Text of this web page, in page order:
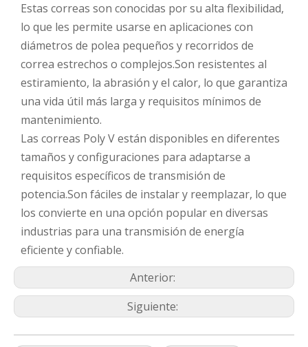
Estas correas son conocidas por su alta flexibilidad,
lo que les permite usarse en aplicaciones con
diámetros de polea pequeños y recorridos de
correa estrechos o complejos.Son resistentes al
estiramiento, la abrasión y el calor, lo que garantiza
una vida útil más larga y requisitos mínimos de
mantenimiento.
Las correas Poly V están disponibles en diferentes
tamaños y configuraciones para adaptarse a
requisitos específicos de transmisión de
potencia.Son fáciles de instalar y reemplazar, lo que
los convierte en una opción popular en diversas
industrias para una transmisión de energía
eficiente y confiable.
Anterior:
Siguiente: